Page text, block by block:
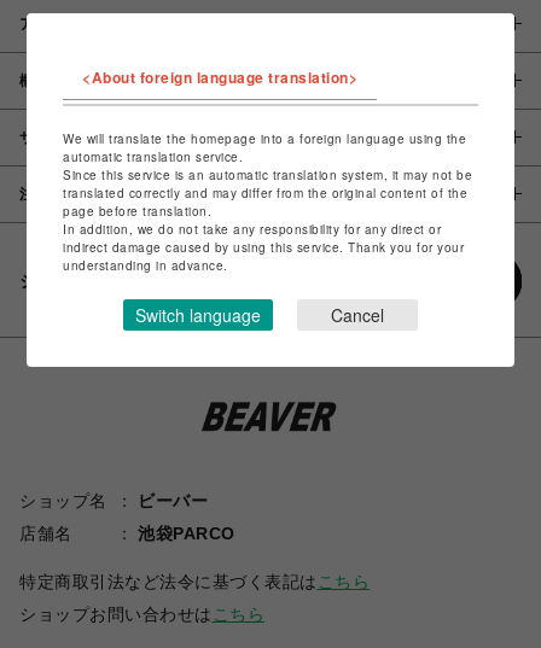
アイテム説明 / 素材
概要
サイズ
注意事項
シェアする
ショップ名
ビーバー
店舗名
池袋PARCO
特定商取引法など法令に基づく表記は こちら
ショップお問い合わせは こちら
<About foreign language translation>
We will translate the homepage into a foreign language using the
automatic translation service.
Since this service is an automatic translation system, it may not be
translated correctly and may differ from the original content of the
page before translation.
In addition, we do not take any responsibility for any direct or
indirect damage caused by using this service. Thank you for your
understanding in advance.
Switch language Cancel